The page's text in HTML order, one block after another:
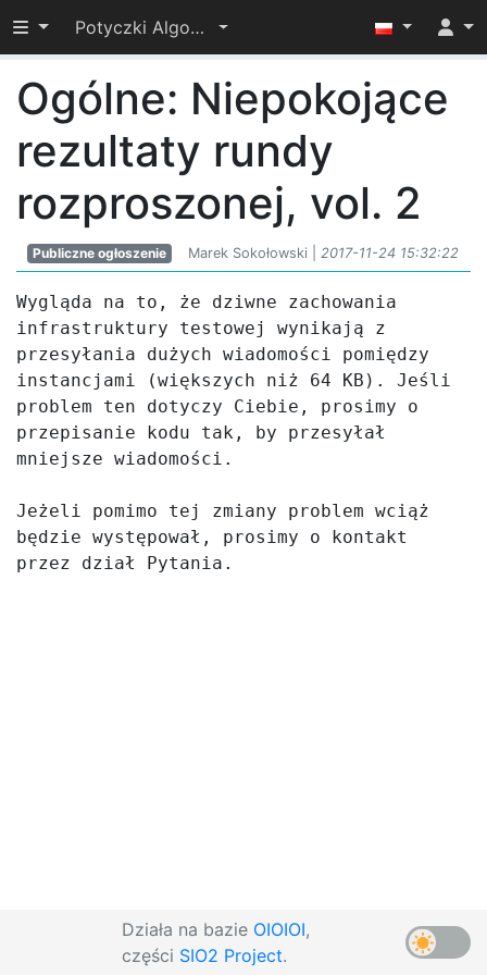
Przełącz widoczność menu
Potyczki Algorytmiczne 2017
Ogólne: Niepokojące
rezultaty rundy
rozproszonej, vol. 2
Publiczne ogłoszenie Marek Sokołowski | 2017-11-24 15:32:22
Wygląda na to, że dziwne zachowania
infrastruktury testowej wynikają z
przesyłania dużych wiadomości pomiędzy
instancjami (większych niż 64 KB). Jeśli
problem ten dotyczy Ciebie, prosimy o
przepisanie kodu tak, by przesyłał
mniejsze wiadomości.
Jeżeli pomimo tej zmiany problem wciąż
będzie występował, prosimy o kontakt
przez dział Pytania.
Działa na bazie OIOIOI,
części SIO2 Project.